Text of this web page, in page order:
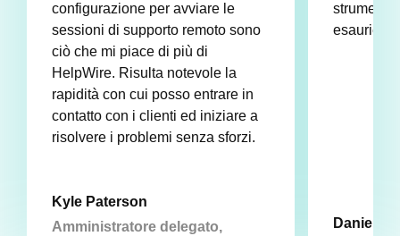
configurazione per avviare le
sessioni di supporto remoto sono
ciò che mi piace di più di
HelpWire. Risulta notevole la
rapidità con cui posso entrare in
contatto con i clienti ed iniziare a
risolvere i problemi senza sforzi.
Kyle Paterson
Amministratore delegato,
strumenti
esaurienti
Daniel